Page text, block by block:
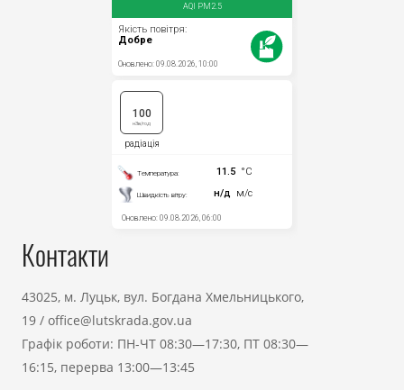
Контакти
43025, м. Луцьк, вул. Богдана Хмельницького,
19 / office@lutskrada.gov.ua
Графік роботи: ПН-ЧТ 08:30—17:30, ПТ 08:30—
16:15, перерва 13:00—13:45